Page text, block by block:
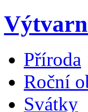
Příroda
Roční
Svátky